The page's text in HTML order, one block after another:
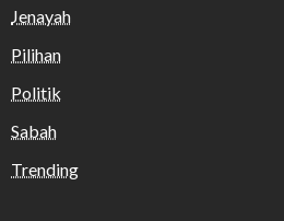
Jenayah
Pilihan
Politik
Sabah
Trending